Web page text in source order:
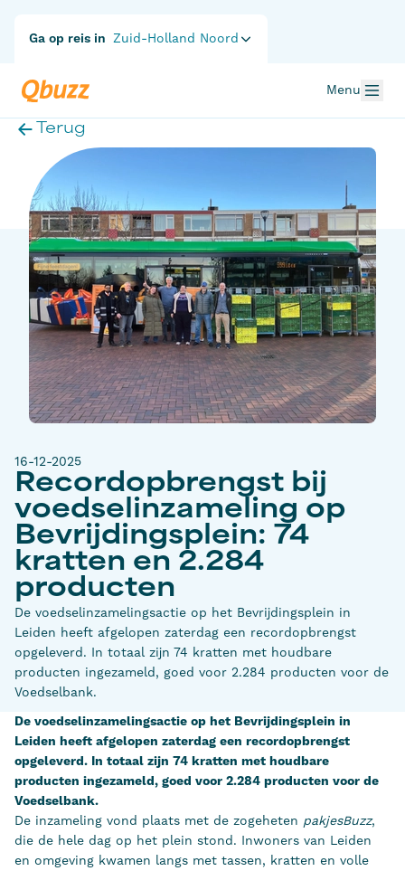
Ga op reis in Zuid-Holland Noord
Menu
Terug
16-12-2025
Recordopbrengst bij
voedselinzameling op
Bevrijdingsplein: 74
kratten en 2.284
producten
De voedselinzamelingsactie op het Bevrijdingsplein in
Leiden heeft afgelopen zaterdag een recordopbrengst
opgeleverd. In totaal zijn 74 kratten met houdbare
producten ingezameld, goed voor 2.284 producten voor de
Voedselbank.
De voedselinzamelingsactie op het Bevrijdingsplein in
Leiden heeft afgelopen zaterdag een recordopbrengst
opgeleverd. In totaal zijn 74 kratten met houdbare
producten ingezameld, goed voor 2.284 producten voor de
Voedselbank.
De inzameling vond plaats met de zogeheten pakjesBuzz,
die de hele dag op het plein stond. Inwoners van Leiden
en omgeving kwamen langs met tassen, kratten en volle